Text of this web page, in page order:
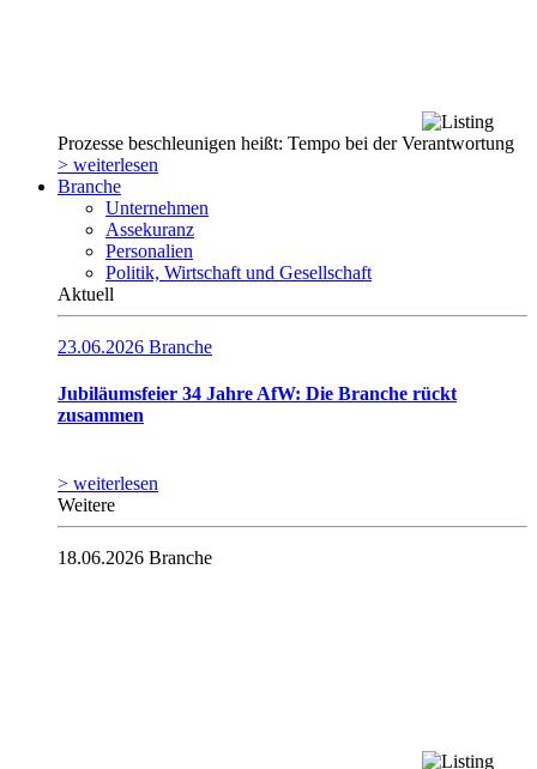
Prozesse beschleunigen heißt: Tempo bei der Verantwortung
> weiterlesen
Branche
Unternehmen
Assekuranz
Personalien
Politik, Wirtschaft und Gesellschaft
Aktuell
23.06.2026 Branche
Jubiläumsfeier 34 Jahre AfW: Die Branche rückt
zusammen
> weiterlesen
Weitere
18.06.2026 Branche